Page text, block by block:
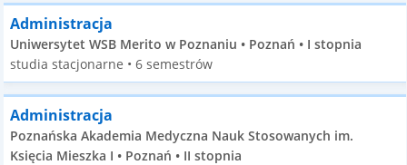
Administracja
Uniwersytet WSB Merito w Poznaniu • Poznań • I stopnia
studia stacjonarne • 6 semestrów
Administracja
Poznańska Akademia Medyczna Nauk Stosowanych im.
Księcia Mieszka I • Poznań • II stopnia